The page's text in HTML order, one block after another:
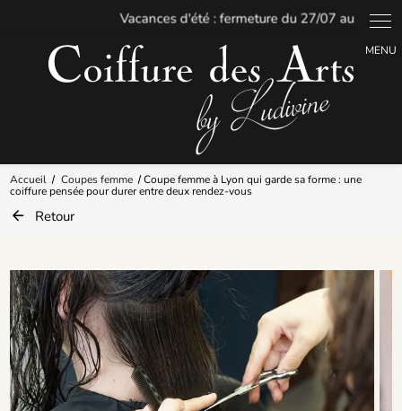
Accueil Coupes femme
Coupe femme à Lyon qui garde sa forme : une
coiffure pensée pour durer entre deux rendez-vous
Retour